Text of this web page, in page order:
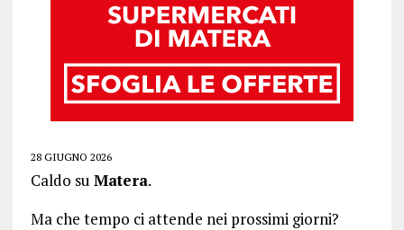
28 GIUGNO 2026
Caldo su Matera.
Ma che tempo ci attende nei prossimi giorni?